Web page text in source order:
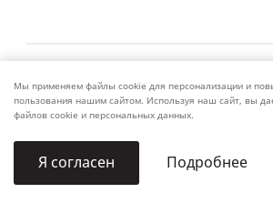
Брошюра «Автоматика ALUTECH»
Мы применяем файлы cookie для персонализации и
пользования нашим сайтом. Используя наш сайт, вы
файлов cookie и персональных данных.
Я согласен Подробнее